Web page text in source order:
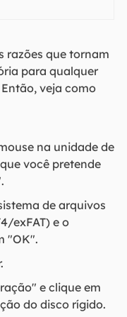
razões que tornam
para qualquer
veja como
na unidade de
você pretende
de arquivos
exFAT) e o
"OK".
e clique em
do disco rígido.